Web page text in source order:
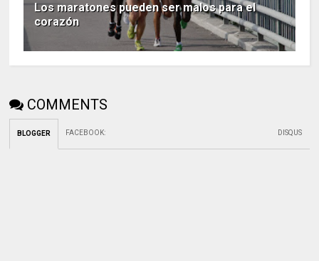
Los maratones pueden ser malos para el
corazón
COMMENTS
BLOGGER FACEBOOK: DISQUS